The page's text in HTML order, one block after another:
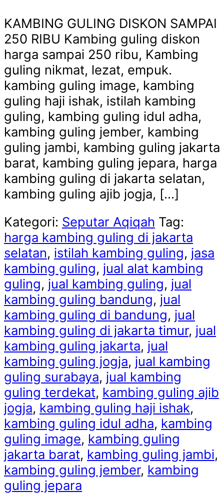
KAMBING GULING DISKON SAMPAI
250 RIBU Kambing guling diskon
harga sampai 250 ribu, Kambing
guling nikmat, lezat, empuk.
kambing guling image, kambing
guling haji ishak, istilah kambing
guling, kambing guling idul adha,
kambing guling jember, kambing
guling jambi, kambing guling jakarta
barat, kambing guling jepara, harga
kambing guling di jakarta selatan,
kambing guling ajib jogja, […]
Kategori: Seputar Aqiqah Tag:
harga kambing guling di jakarta
selatan, istilah kambing guling, jasa
kambing guling, jual alat kambing
guling, jual kambing guling, jual
kambing guling bandung, jual
kambing guling di bandung, jual
kambing guling di jakarta timur, jual
kambing guling jakarta, jual
kambing guling jogja, jual kambing
guling surabaya, jual kambing
guling terdekat, kambing guling ajib
jogja, kambing guling haji ishak,
kambing guling idul adha, kambing
guling image, kambing guling
jakarta barat, kambing guling jambi,
kambing guling jember, kambing
guling jepara